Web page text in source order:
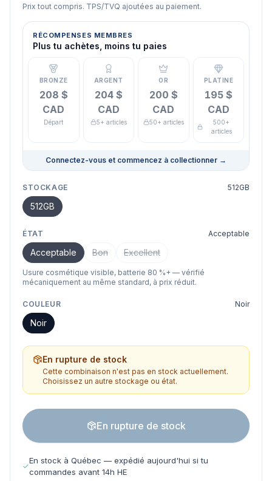
Prix tout compris. TPS/TVQ ajoutées au paiement.
RÉCOMPENSES MEMBRES
Plus tu achètes, moins tu paies
BRONZE
208 $
CAD
Départ
ARGENT
204 $
CAD
5+ articles
OR
200 $
CAD
50+ articles
PLATINE
195 $
CAD
500+
articles
Connectez-vous et commencez à collectionner →
STOCKAGE 512GB
512GB
ÉTAT Acceptable
Acceptable Bon Excellent
Usure cosmétique visible, batterie 80 %+ — vérifié
mécaniquement au même standard, à prix réduit.
COULEUR Noir
Noir
En rupture de stock
Cette combinaison n'est pas en stock actuellement.
Choisissez un autre stockage ou état.
En rupture de stock
En stock à Québec — expédié aujourd'hui si tu
commandes avant 14h HE